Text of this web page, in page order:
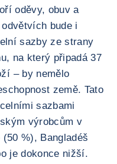
oděvy, obuv a
bude i
sazby ze strany
na který připadá 37
– by nemělo
země. Tato
sazbami
výrobcům v
%), Bangladéš
je dokonce nižší.